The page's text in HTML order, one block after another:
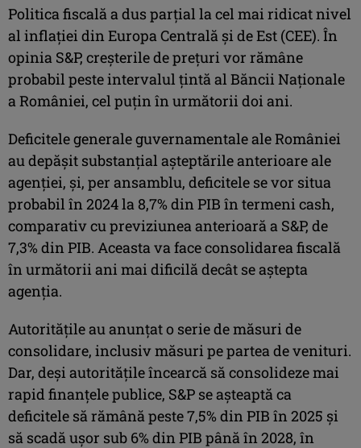
Politica fiscală a dus parţial la cel mai ridicat nivel
al inflaţiei din Europa Centrală şi de Est (CEE). În
opinia S&P, creşterile de preţuri vor rămâne
probabil peste intervalul ţintă al Băncii Naţionale
a României, cel puţin în următorii doi ani.
Deficitele generale guvernamentale ale României
au depăşit substanţial aşteptările anterioare ale
agenţiei, şi, per ansamblu, deficitele se vor situa
probabil în 2024 la 8,7% din PIB în termeni cash,
comparativ cu previziunea anterioară a S&P, de
7,3% din PIB. Aceasta va face consolidarea fiscală
în următorii ani mai dificilă decât se aştepta
agenţia.
Autorităţile au anunţat o serie de măsuri de
consolidare, inclusiv măsuri pe partea de venituri.
Dar, deşi autorităţile încearcă să consolideze mai
rapid finanţele publice, S&P se aşteaptă ca
deficitele să rămână peste 7,5% din PIB în 2025 şi
să scadă uşor sub 6% din PIB până în 2028, în